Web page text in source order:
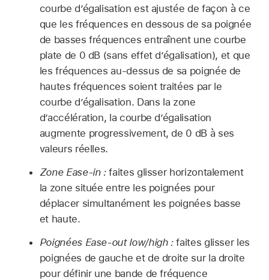
courbe d’égalisation est ajustée de façon à ce
que les fréquences en dessous de sa poignée
de basses fréquences entraînent une courbe
plate de 0 dB (sans effet d’égalisation), et que
les fréquences au-dessus de sa poignée de
hautes fréquences soient traitées par le
courbe d’égalisation. Dans la zone
d’accélération, la courbe d’égalisation
augmente progressivement, de 0 dB à ses
valeurs réelles.
Zone Ease-in :faites glisser horizontalement
la zone située entre les poignées pour
déplacer simultanément les poignées basse
et haute.
Poignées Ease-out low/high :faites glisser les
poignées de gauche et de droite sur la droite
pour définir une bande de fréquence